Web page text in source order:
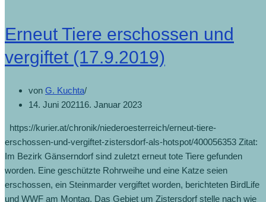
Erneut Tiere erschossen und
vergiftet (17.9.2019)
von G. Kuchta
14. Juni 202116. Januar 2023
https://kurier.at/chronik/niederoesterreich/erneut-tiere-
erschossen-und-vergiftet-zistersdorf-als-hotspot/400056353 Zitat:
Im Bezirk Gänserndorf sind zuletzt erneut tote Tiere gefunden
worden. Eine geschützte Rohrweihe und eine Katze seien
erschossen, ein Steinmarder vergiftet worden, berichteten BirdLife
und WWF am Montag. Das Gebiet um Zistersdorf stelle nach wie